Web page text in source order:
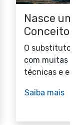
Nasce
Conceito
O substituto
com muitas
técnicas e
Saiba mais